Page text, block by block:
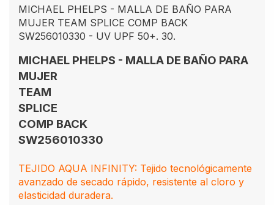
MICHAEL PHELPS - MALLA DE BAÑO PARA
MUJER TEAM SPLICE COMP BACK
SW256010330 - UV UPF 50+. 30.
MICHAEL PHELPS - MALLA DE BAÑO PARA
MUJER
TEAM
SPLICE
COMP BACK
SW256010330
TEJIDO AQUA INFINITY: Tejido tecnológicamente
avanzado de secado rápido, resistente al cloro y
elasticidad duradera.